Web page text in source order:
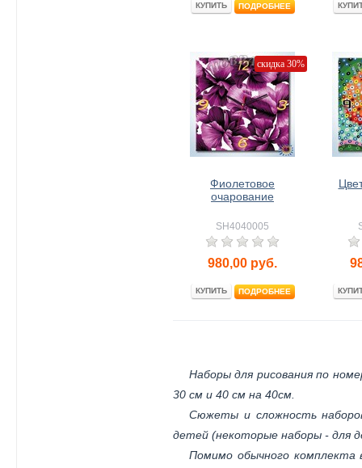
КУПИТЬ ПОДРОБНЕЕ
скидка 30%
Фиолетовое
очарование
SH4040005
980,00 руб.
КУПИТЬ ПОДРОБНЕЕ
Наборы для рисования по
30 см и 40 см на 40см.
Сюжеты и сложность
детей (некоторые наборы - для
Помимо обычного комплекта